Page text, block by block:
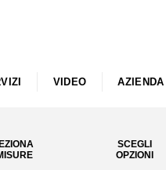
VIDEO AZIENDA
SCEGLI
OPZIONI